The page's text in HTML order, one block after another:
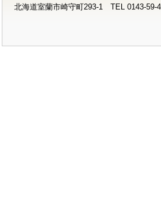
北海道室蘭市崎守町293-1 TEL 0143-59-